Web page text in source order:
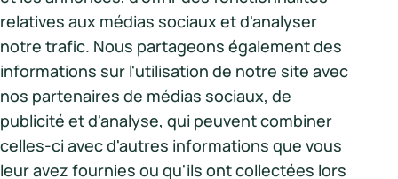
relatives aux médias sociaux et d'analyser
notre trafic. Nous partageons également des
informations sur l'utilisation de notre site avec
nos partenaires de médias sociaux, de
publicité et d'analyse, qui peuvent combiner
celles-ci avec d'autres informations que vous
leur avez fournies ou qu'ils ont collectées lors